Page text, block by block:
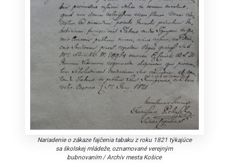
Nariadenie o zákaze fajčenia tabaku z roku 1821 týkajúce
sa školskej mládeže, oznamované verejným
bubnovaním/Archív mesta Košice